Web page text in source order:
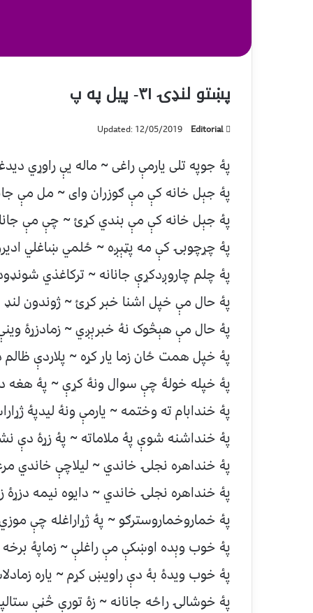
پښتو لنډۍ ۳۱- پیل په پ
Editorial
Updated: 12/05/2019
پۀ جوپه تلی يارمې راغی ~ ماله يې راوړي
پۀ جېل خانه کې مې ګوزران وای ~ مل مې
پۀ جېل خانه کې مې بندي کړئ ~ چې مې
پۀ چړچوبۍ کې مه پټېږه ~ ځلمي ښاغلي
پۀ چلم چاروږدکړې جانانه ~ ترکاغذي
پۀ حال مې خپل اشنا خبر کړئ ~ ژوندون
پۀ حال مې هېڅوک نۀ خبرېږي ~ زمادزړۀ
پۀ خپل همت ځان زما يار کړه ~ پلاردې ظالم
پۀ خپله خولۀ چې سوال ونۀ کړې ~ پۀ هغه
پۀ خندابام ته وختمه ~ يارمې ونۀ ليدپۀ
پۀ خنداشنه شوې پۀ ملاماته ~ پۀ زړۀ دې
پۀ خنداهره نجلۍ خاندي ~ ليلاچې خاندي
پۀ خنداهره نجلۍ خاندي ~ دايوه نيمه دزړۀ
پۀ خماروخماروسترګو ~ پۀ ژړاراغله چې
پۀ خوب وېده اوښکې مې راغلې ~ زماپۀ
پۀ خوب ويدۀ بۀ دې راويښ کړم ~ ياره
پۀ خوشالۍ راځه جانانه ~ زۀ تورې څڼې